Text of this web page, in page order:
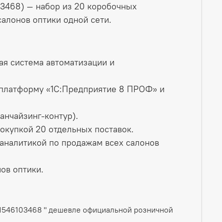
— набор из 20 коробочных
оптики одной сети.
система автоматизации и
«1С:Предприятие 8 ПРОФ» и
20 отдельных поставок.
по продажам всех салонов
оптики.
" дешевле официальной розничной